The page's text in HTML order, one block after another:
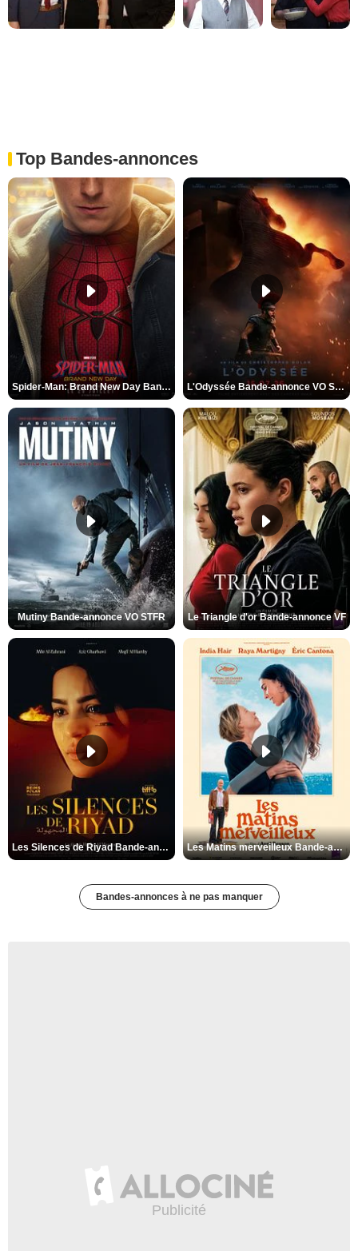
Top Bandes-annonces
Spider-Man: Brand New Day Bande-annonce VO STFR L'Odyssée Bande-annonce VO STFR
Mutiny Bande-annonce VO STFR Le Triangle d'or Bande-annonce VF
Les Silences de Riyad Bande-annonce VO STFR Les Matins merveilleux Bande-annonce VF
Bandes-annonces à ne pas manquer